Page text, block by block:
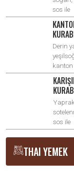
sos ile
Derin
kanton
sos ile
THAI YEMEK